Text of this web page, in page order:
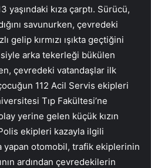
yaşındaki kıza çarptı. Sürücü,
savunurken, çevredeki
gelip kırmızı ışıkta geçtiğini
arka tekerleği bükülen
çevredeki vatandaşlar ilk
112 Acil Servis ekipleri
Tıp Fakültesi’ne
yerine gelen küçük kızın
ekipleri kazayla ilgili
yapan otomobil, trafik ekiplerinin
ardından çevredekilerin